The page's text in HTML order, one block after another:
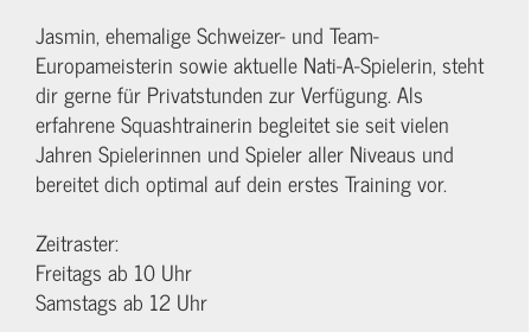
Jasmin, ehemalige Schweizer- und Team-
Europameisterin sowie aktuelle Nati-A-Spielerin, steht
dir gerne für Privatstunden zur Verfügung. Als
erfahrene Squashtrainerin begleitet sie seit vielen
Jahren Spielerinnen und Spieler aller Niveaus und
bereitet dich optimal auf dein erstes Training vor.
Zeitraster:
Freitags ab 10 Uhr
Samstags ab 12 Uhr